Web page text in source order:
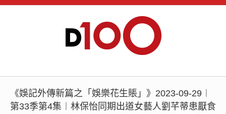
《娛記外傳新篇之「娛樂花生賬」》2023-09-29︱
第33季第4集︱林保怡同期出道女藝人劉芊蒂患厭食